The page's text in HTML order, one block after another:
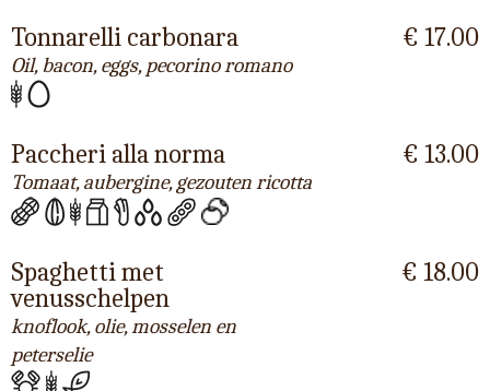
Tonnarelli carbonara
Oil, bacon, eggs, pecorino romano
€ 17.00
Paccheri alla norma
Tomaat, aubergine, gezouten ricotta
€ 13.00
Spaghetti met
venusschelpen
knoflook, olie, mosselen en
peterselie
€ 18.00